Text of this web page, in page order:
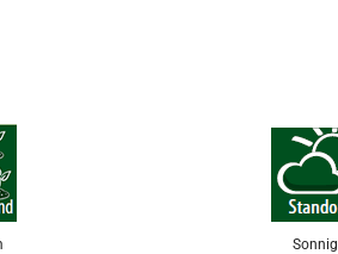
Sonnig